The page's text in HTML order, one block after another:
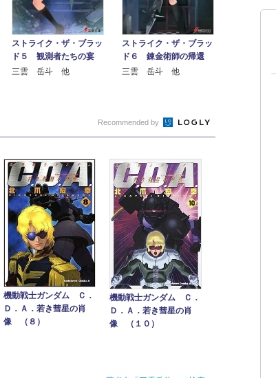
ストライク・ザ・ブラッ
ド５ 観測者たちの宴
三雲 岳斗 他
ストライク・ザ・ブラッ
ド６ 錬金術師の帰還
三雲 岳斗 他
Recommended by
機動戦士ガンダム Ｃ．
Ｄ．Ａ．若き彗星の肖
像 （８）
機動戦士ガンダム Ｃ．
Ｄ．Ａ．若き彗星の肖
像 （１０）